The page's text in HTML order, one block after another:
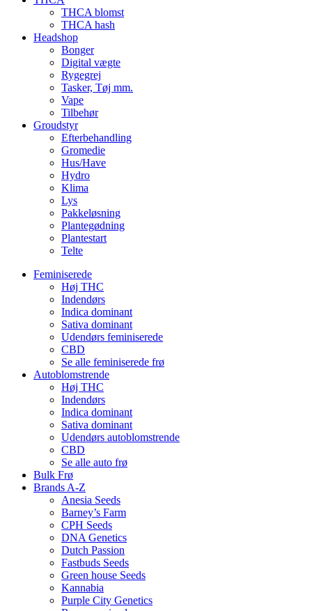
THCA blomst
THCA hash
Headshop
Bonger
Digital vægte
Rygegrej
Tasker, Tøj mm.
Vape
Tilbehør
Groudstyr
Efterbehandling
Gromedie
Hus/Have
Hydro
Klima
Lys
Pakkeløsning
Plantegødning
Plantestart
Telte
Feminiserede
Høj THC
Indendørs
Indica dominant
Sativa dominant
Udendørs feminiserede
CBD
Se alle feminiserede frø
Autoblomstrende
Høj THC
Indendørs
Indica dominant
Sativa dominant
Udendørs autoblomstrende
CBD
Se alle auto frø
Bulk Frø
Brands A-Z
Anesia Seeds
Barney’s Farm
CPH Seeds
DNA Genetics
Dutch Passion
Fastbuds Seeds
Green house Seeds
Kannabia
Purple City Genetics